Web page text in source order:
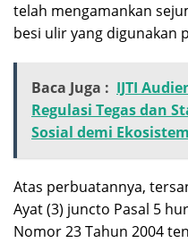
telah mengamankan
besi ulir yang digunakan
Baca Juga : IJTI
Regulasi Tegas dan
Sosial demi
Atas perbuatannya,
Ayat (3) juncto Pasal 5
Nomor 23 Tahun 2004